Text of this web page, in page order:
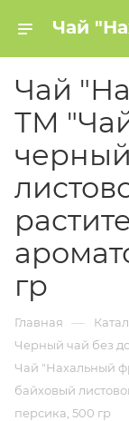
Чай
ТМ
гр
Главная —
Черный чай без
Чай "Нахальный
байховый
персика, 500 гр